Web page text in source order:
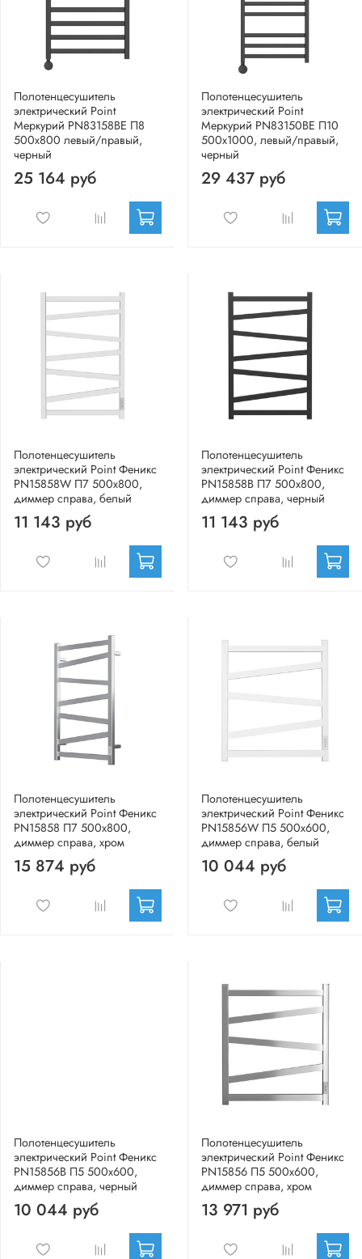
Полотенцесушитель
электрический Point
Меркурий PN83158BE П8
500x800 левый/правый,
черный
25 164 руб
Полотенцесушитель
электрический Point
Меркурий PN83150BE П10
500x1000, левый/правый,
черный
29 437 руб
Полотенцесушитель
электрический Point Феникс
PN15858W П7 500x800,
диммер справа, белый
11 143 руб
Полотенцесушитель
электрический Point Феникс
PN15858B П7 500x800,
диммер справа, черный
11 143 руб
Полотенцесушитель
электрический Point Феникс
PN15858 П7 500x800,
диммер справа, хром
15 874 руб
Полотенцесушитель
электрический Point Феникс
PN15856W П5 500x600,
диммер справа, белый
10 044 руб
Полотенцесушитель
электрический Point Феникс
PN15856B П5 500x600,
диммер справа, черный
10 044 руб
Полотенцесушитель
электрический Point Феникс
PN15856 П5 500x600,
диммер справа, хром
13 971 руб